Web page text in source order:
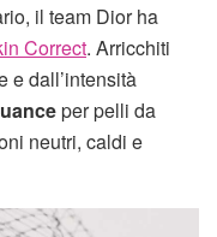
il team Dior ha
Correct. Arricchiti
e dall’intensità
per pelli da
neutri, caldi e